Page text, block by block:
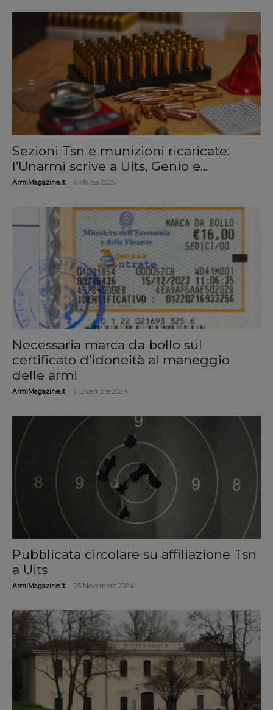
Sezioni Tsn e munizioni ricaricate:
l’Unarmi scrive a Uits, Genio e...
ArmiMagazine.it 6 Marzo 2025
Necessaria marca da bollo sul
certificato d’idoneità al maneggio
delle armi
ArmiMagazine.it 5 Dicembre 2024
Pubblicata circolare su affiliazione Tsn
a Uits
ArmiMagazine.it 25 Novembre 2024